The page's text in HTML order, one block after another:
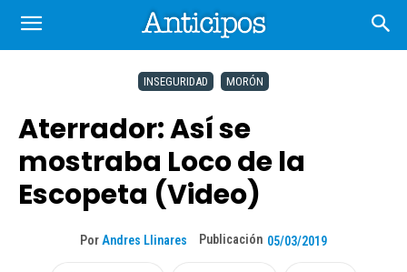
INSEGURIDAD MORÓN
Aterrador: Así se
mostraba Loco de la
Escopeta (Video)
Por Andres Llinares Publicación 05/03/2019